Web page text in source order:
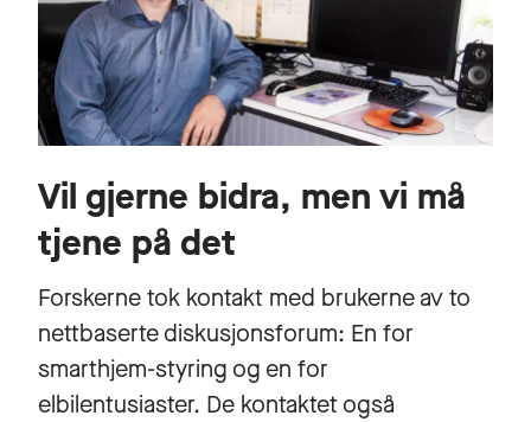
Vil gjerne bidra, men vi må
tjene på det
Forskerne tok kontakt med brukerne av to
nettbaserte diskusjonsforum: En for
smarthjem-styring og en for
elbilentusiaster. De kontaktet også